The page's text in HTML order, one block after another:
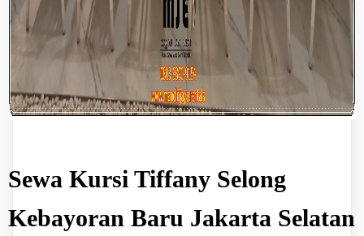
Sewa Kursi Tiffany Selong
Kebayoran Baru Jakarta Selatan